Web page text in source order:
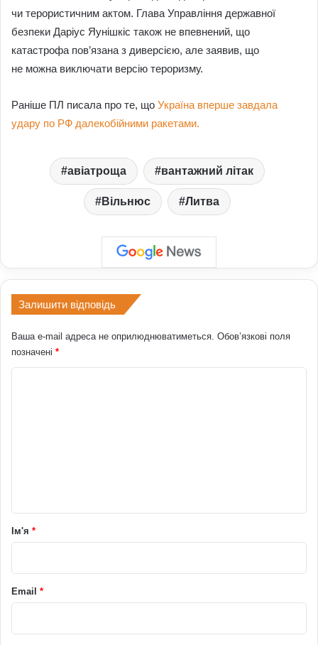
чи терористичним актом. Глава Управління державної
безпеки Даріус Яунішкіс також не впевнений, що
катастрофа пов’язана з диверсією, але заявив, що
не можна виключати версію тероризму.
Раніше ПЛ писала про те, що Україна вперше завдала
удару по РФ далекобійними ракетами.
авіатроща вантажний літак
Вільнюс Литва
Залишити відповідь
Ваша e-mail адреса не оприлюднюватиметься. Обов’язкові поля
позначені *
р
*
Ім'я *
Email *